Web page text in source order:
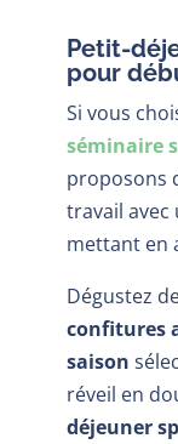
Petit-
pour
Si vous
séminaire
proposons
travail avec
mettant en
Dégustez
confitures
saison
réveil en
déjeuner